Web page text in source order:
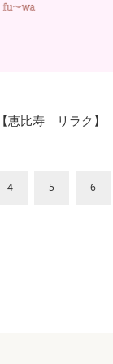
恵比寿 リラク】
4 5 6